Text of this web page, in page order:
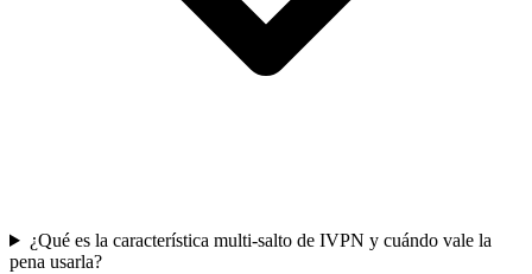
¿Qué es la característica multi-salto de IVPN y cuándo vale la
pena usarla?